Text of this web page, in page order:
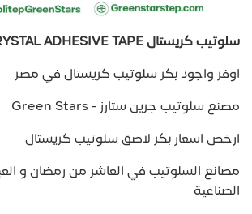
سلوتيب كريستال CRYSTAL ADHESIVE TAPE
اوفر واجود بكر سلوتيب كريستال في مصر
مصنع سلوتيب جرين ستارز - Green Stars
ارخص اسعار بكر لاصق سلوتيب كريستال
مصانع السلوتيب في العاشر من رمضان و
الصناعية